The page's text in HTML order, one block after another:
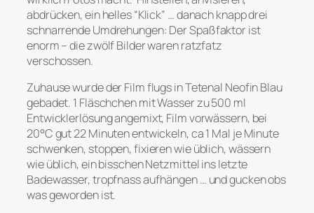
abdrücken, ein helles “Klick” … danach knapp drei
schnarrende Umdrehungen: Der Spaßfaktor ist
enorm – die zwölf Bilder waren ratzfatz
verschossen.
Zuhause wurde der Film flugs in Tetenal Neofin Blau
gebadet. 1 Fläschchen mit Wasser zu 500 ml
Entwicklerlösung angemixt, Film vorwässern, bei
20°C gut 22 Minuten entwickeln, ca 1 Mal je Minute
schwenken, stoppen, fixieren wie üblich, wässern
wie üblich, ein bisschen Netzmittel ins letzte
Badewasser, tropfnass aufhängen … und gucken obs
was geworden ist.